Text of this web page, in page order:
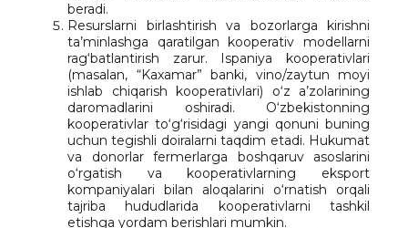
beradi.
Resurslarni birlashtirish va bozorlarga kirishni
ta’minlashga qaratilgan kooperativ modellarni
rag‘batlantirish zarur. Ispaniya kooperativlari
(masalan, “Kaxamar” banki, vino/zaytun moyi
ishlab chiqarish kooperativlari) o‘z a’zolarining
daromadlarini oshiradi. O‘zbekistonning
kooperativlar to‘g‘risidagi yangi qonuni buning
uchun tegishli doiralarni taqdim etadi. Hukumat
va donorlar fermerlarga boshqaruv asoslarini
o‘rgatish va kooperativlarning eksport
kompaniyalari bilan aloqalarini o‘rnatish orqali
tajriba hududlarida kooperativlarni tashkil
etishga yordam berishlari mumkin.